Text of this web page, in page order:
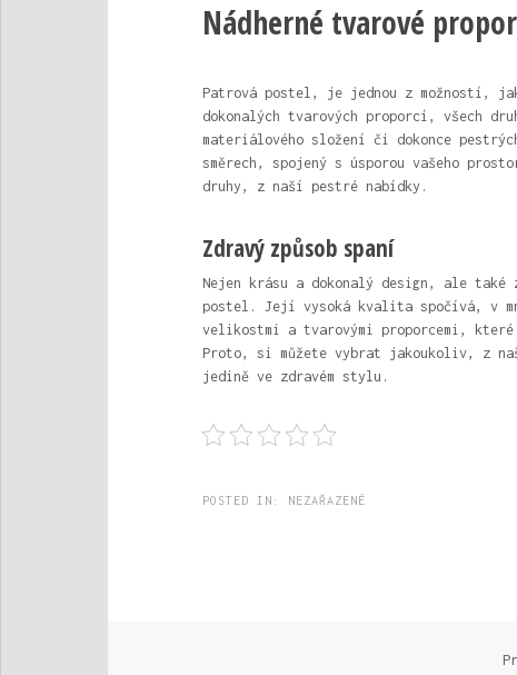
Nádherné tvarové
Patrová postel , je jednou z možností,
dokonalých tvarových proporcí, všech
materiálového složení či dokonce
směrech, spojený s úsporou vašeho
druhy, z naší pestré nabídky.
Zdravý způsob spaní
Nejen krásu a dokonalý design, ale také
postel. Její vysoká kvalita spočívá, v
velikostmi a tvarovými proporcemi,
Proto, si můžete vybrat jakoukoliv, z
jedině ve zdravém stylu.
POSTED IN: NEZAŘAZENÉ